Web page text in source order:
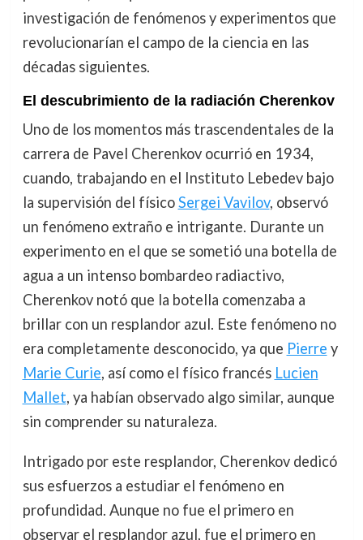
investigación de fenómenos y experimentos que
revolucionarían el campo de la ciencia en las
décadas siguientes.
El descubrimiento de la radiación Cherenkov
Uno de los momentos más trascendentales de la
carrera de Pavel Cherenkov ocurrió en 1934,
cuando, trabajando en el Instituto Lebedev bajo
la supervisión del físicoSergei Vavilov, observó
un fenómeno extraño e intrigante. Durante un
experimento en el que se sometió una botella de
agua a un intenso bombardeo radiactivo,
Cherenkov notó que la botella comenzaba a
brillar con un resplandor azul. Este fenómeno no
era completamente desconocido, ya que Pierre y
Marie Curie, así como el físico francés Lucien
Mallet, ya habían observado algo similar, aunque
sin comprender su naturaleza.
Intrigado por este resplandor, Cherenkov dedicó
sus esfuerzos a estudiar el fenómeno en
profundidad. Aunque no fue el primero en
observar el resplandor azul, fue el primero en